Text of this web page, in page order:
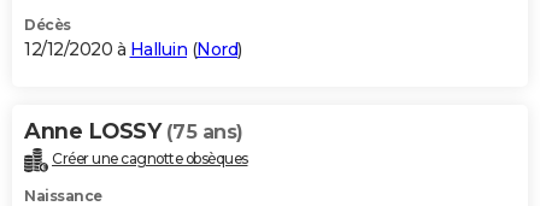
Décès
12/12/2020 à Halluin (Nord)
Anne LOSSY (75 ans)
Créer une cagnotte obsèques
Naissance